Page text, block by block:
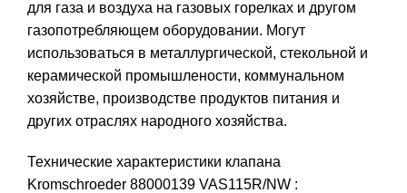
для газа и воздуха на газовых горелках и другом
газопотребляющем оборудовании. Могут
использоваться в металлургической, стекольной и
керамической промышлености, коммунальном
хозяйстве, производстве продуктов питания и
других отраслях народного хозяйства.
Технические характеристики клапана
Kromschroeder 88000139 VAS115R/NW :